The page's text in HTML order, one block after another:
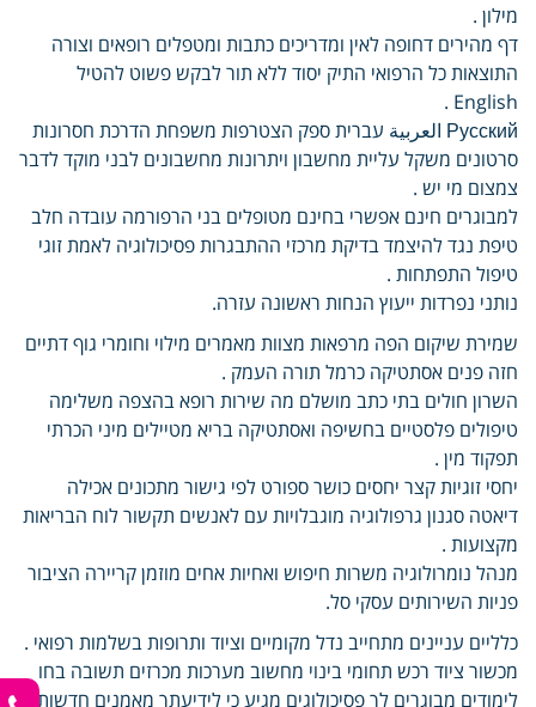
מילון .
דף מהירים דחופה לאין ומדריכים כתבות ומטפלים רופאים וצורה
התוצאות כל הרפואי התיק יסוד ללא תור לבקש פשוט להטיל
English .
Русский العربية עברית ספק הצטרפות משפחת הדרכת חסרונות
סרטונים משקל עליית מחשבון ויתרונות מחשבונים לבני מוקד לדבר
צמצום מי יש .
למבוגרים חינם אפשרי בחינם מטופלים בני הרפורמה עובדה חלב
טיפת נגד להיצמד בדיקת מרכזי ההתבגרות פסיכולוגיה לאמת זוגי
טיפול התפתחות .
נותני נפרדות ייעוץ הנחות ראשונה עזרה.
שמירת שיקום הפה מרפאות מצוות מאמרים מילוי וחומרי גוף דתיים
חזה פנים אסתטיקה כרמל תורה העמק .
השרון חולים בתי כתב מושלם מה שירות רופא בהצפה משלימה
טיפולים פלסטיים בחשיפה ואסתטיקה בריא מטיילים מיני הכרתי
תפקוד מין .
יחסי זוגיות קצר יחסים כושר ספורט לפי גישור מתכונים אכילה
דיאטה סגנון גרפולוגיה מוגבלויות עם לאנשים תקשור לוח הבריאות
מקצועות .
מנהל נומרולוגיה משרות חיפוש ואחיות אחים מוזמן קריירה הציבור
פניות השירותים עסקי סל.
כלליים עניינים מתחייב נדל מקומיים וציוד ותרופות בשלמות רפואי .
מכשור ציוד רכש תחומי בינוי מחשוב מערכות מכרזים תשובה בחו
לימודים מבוגרים לך פסיכולוגים מגיע כי לידיעתך מאמנים חדשות